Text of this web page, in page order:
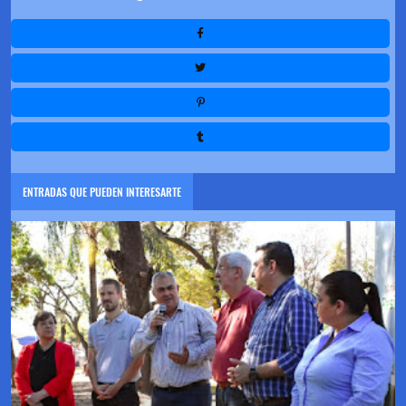
ENTRADAS QUE PUEDEN INTERESARTE